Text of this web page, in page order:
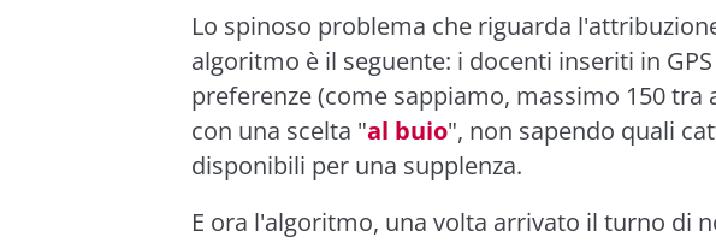
Lo spinoso problema che riguarda
algoritmo è il seguente: i docenti inseriti in
preferenze (come sappiamo, massimo 150
con una scelta "al buio", non sapendo quali
disponibili per una supplenza.
E ora l'algoritmo, una volta arrivato il turno di